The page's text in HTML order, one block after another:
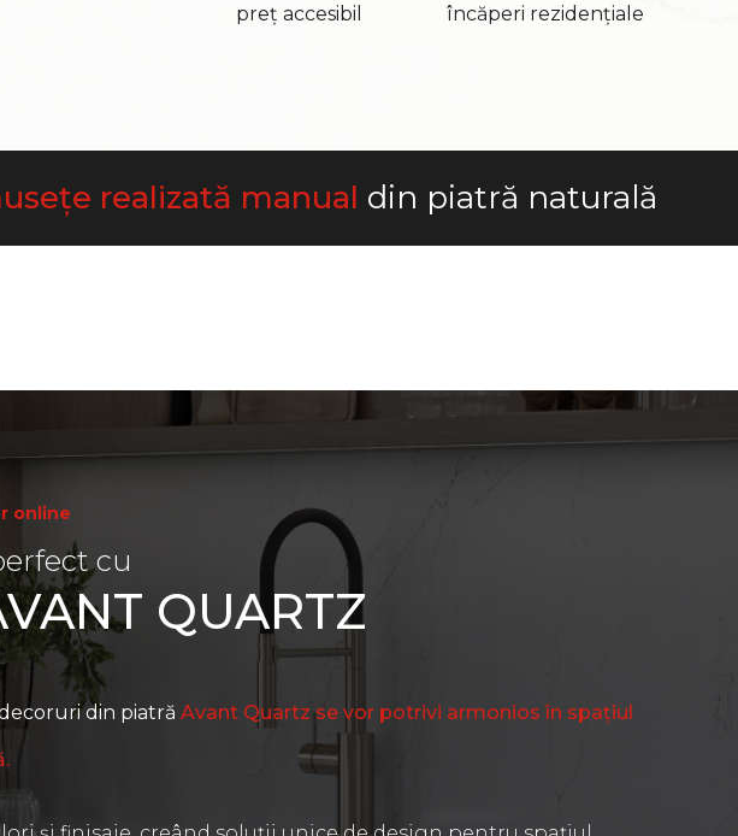
preț accesibil
încăperi rezidențiale
realizată manual din piatră naturală
online
cu
QUARTZ
din piatră Avant Quartz se vor potrivi armonios în spațiul